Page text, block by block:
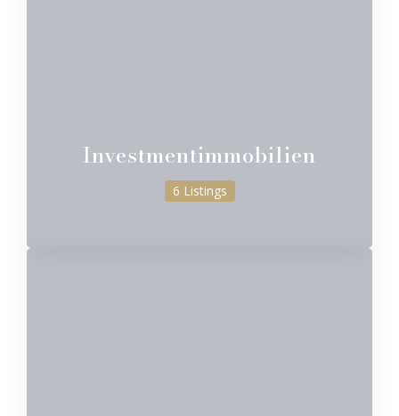
Investmentimmobilien
6 Listings